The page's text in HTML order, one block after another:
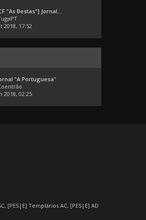
"As Bestas"] Jornal...
2018, 17:52
"A Portuguesa"
2018, 02:25
, [PES|E] Templários AC, [PES|E] AD